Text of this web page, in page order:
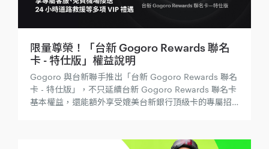
限量尊榮！「台新 Gogoro Rewards 聯名
卡 - 特仕版」權益說明
Gogoro 與台新聯手推出「台新 Gogoro Rewards 聯名
卡 - 特仕版」，不只延續台新 Gogoro Rewards 聯名卡
基本權益，還能額外享受媲美台新銀行頂級卡的專屬招